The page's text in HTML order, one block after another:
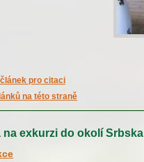
pro citaci
na této straně
na exkurzi do okolí Srbska